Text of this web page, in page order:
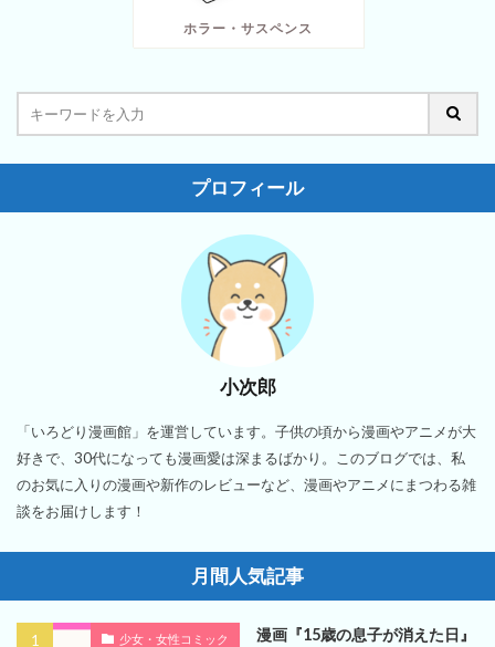
ホラー・サスペンス
プロフィール
小次郎
「いろどり漫画館」を運営しています。子供の頃から漫画やアニメが大
好きで、30代になっても漫画愛は深まるばかり。このブログでは、私
のお気に入りの漫画や新作のレビューなど、漫画やアニメにまつわる雑
談をお届けします！
月間人気記事
少女・女性コミック
漫画『15歳の息子が消えた日』